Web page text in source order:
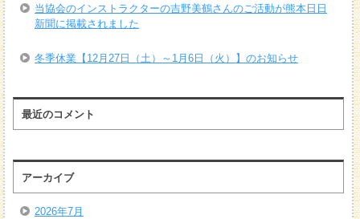
当協会のインストラクターの吉野美鶴さんのご活動が熊本日日
新聞に掲載されました
冬季休業【12月27日（土）～1月6日（火）】のお知らせ
最近のコメント
アーカイブ
2026年7月